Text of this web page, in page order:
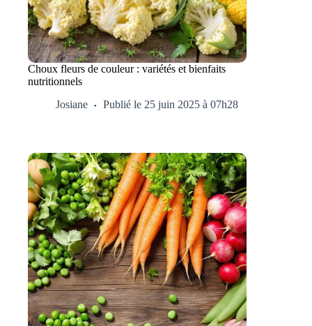
Choux fleurs de couleur : variétés et bienfaits
nutritionnels
Josiane
Publié le 25 juin 2025 à 07h28